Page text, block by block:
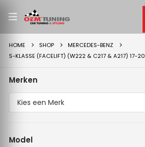
HOME SHOP
MERCEDES-BENZ
S-KLASSE (FACELIFT) (W222 & C217 & A217) 17-20
Merken
Model